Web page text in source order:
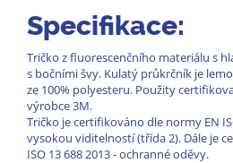
Specifikace:
Tričko z fluorescenčního materiálu s
s bočními švy. Kulatý průkrčník je
ze 100% polyesteru. Použity
výrobce 3M.
Tričko je certifikováno dle normy EN
vysokou viditelností (třída 2). Dále je
ISO 13 688 2013 - ochranné oděvy.